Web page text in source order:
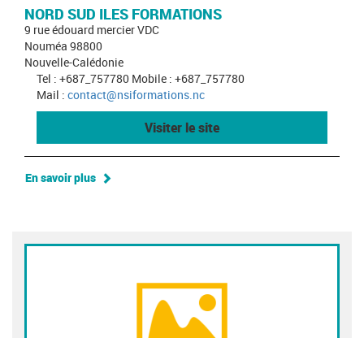
NORD SUD ILES FORMATIONS
9 rue édouard mercier VDC
Nouméa 98800
Nouvelle-Calédonie
Tel : +687_757780 Mobile : +687_757780
Mail : contact@nsiformations.nc
Visiter le site
En savoir plus